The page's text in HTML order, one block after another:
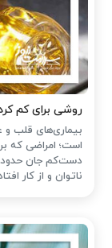
روشی برای کم
بیماری‌های قلب و
است؛ امراضی که
ناتوان و از کار